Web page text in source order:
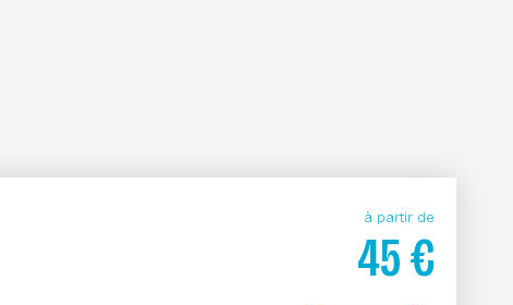
à partir de
45€